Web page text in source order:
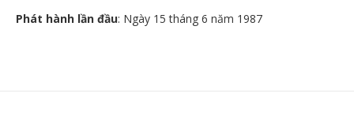
Phát hành lần đầu: Ngày 15 tháng 6 năm 1987